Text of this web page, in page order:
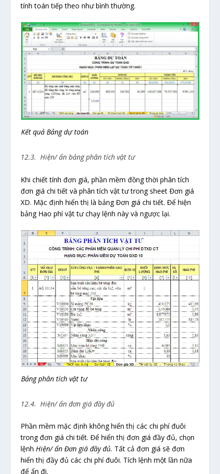
tính toán tiếp theo như bình thường.
Kết quả Bảng dự toán
12.3. Hiện/ ẩn bảng phân tích vật tư
Khi chiết tính đơn giá, phần mềm đồng thời phân tích
đơn giá chi tiết và phân tích vật tư trong sheet Đơn giá
XD. Mặc định hiển thị là bảng Đơn giá chi tiết. Để hiện
bảng Hao phí vật tư chạy lệnh này và ngược lại.
Bảng phân tích vật tư
12.4. Hiện/ ẩn đơn giá đầy đủ
Phần mềm mặc định không hiển thị các chi phí đuôi
trong đơn giá chi tiết. Để hiển thị đơn giá đầy đủ, chọn
lệnhHiện/ ẩn Đơn giá đầy đủ. Tất cả đơn giá sẽ đơn
hiển thị đầy đủ các chi phí đuôi. Tích lệnh một lần nữa
để ẩn đi.